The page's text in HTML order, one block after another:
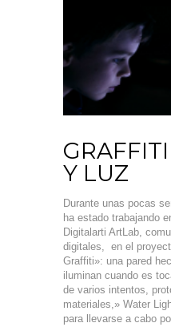
Y LUZ
Durante unas pocas
ha estado trabajando
Digitalarti ArtLab,
digitales, en el
Graffiti»: una pared
iluminan cuando es
de varios intentos,
materiales,» Water
para llevarse a cabo